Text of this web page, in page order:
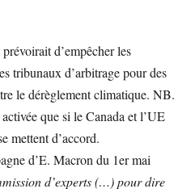
d’empêcher les
tribunaux d’arbitrage pour des
le dérèglement climatique. NB.
que si le Canada et l’UE
mettent d’accord.
d’E. Macron du 1er mai
d’experts (…) pour dire